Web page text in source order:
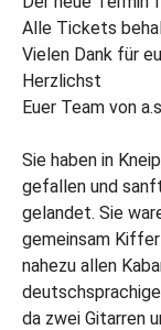
Alle Tickets
Vielen Dank für
Herzlichst
Euer Team von
Sie haben in
gefallen und
gelandet. Sie
gemeinsam
nahezu allen
da zwei Gitarren